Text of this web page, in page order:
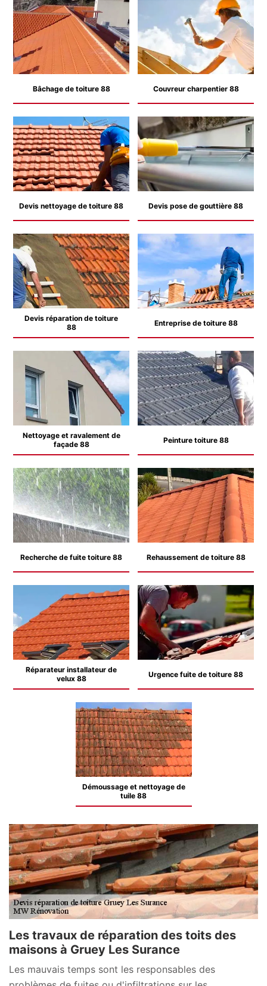
Bâchage de toiture 88 Couvreur charpentier 88
Devis nettoyage de toiture 88 Devis pose de gouttière 88
Devis réparation de toiture
88
Entreprise de toiture 88
Nettoyage et ravalement de
façade 88
Peinture toiture 88
Recherche de fuite toiture 88 Rehaussement de toiture 88
Réparateur installateur de
velux 88
Urgence fuite de toiture 88
Démoussage et nettoyage de
tuile 88
Les travaux de réparation des toits des
maisons à Gruey Les Surance
Les mauvais temps sont les responsables des